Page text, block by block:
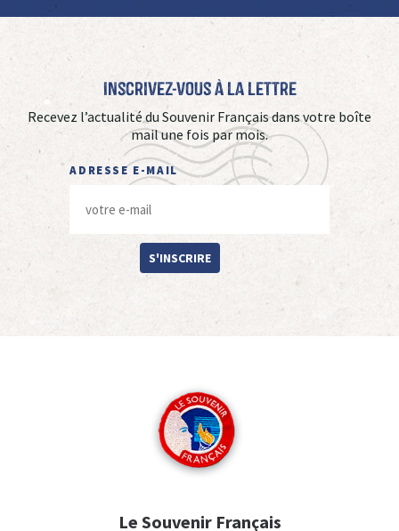
Inscrivez-vous à La Lettre
Recevez l’actualité du Souvenir Français dans votre boîte
mail une fois par mois.
ADRESSE E-MAIL
S'INSCRIRE
Le Souvenir Français